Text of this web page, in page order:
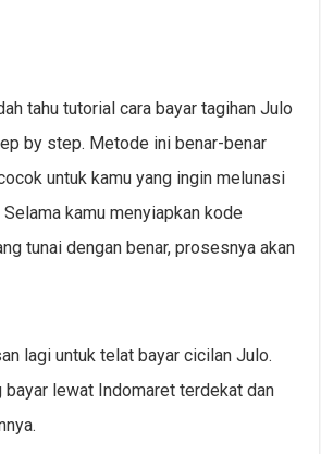
tahu tutorial cara bayar tagihan Julo
by step. Metode ini benar-benar
untuk kamu yang ingin melunasi
kamu menyiapkan kode
tunai dengan benar, prosesnya akan
lagi untuk telat bayar cicilan Julo.
bayar lewat Indomaret terdekat dan